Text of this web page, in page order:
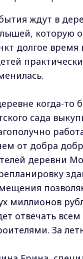
ждут в
которую
долгое время
когда-то
сада
от добра
деревни
миллионов
отвечать
За